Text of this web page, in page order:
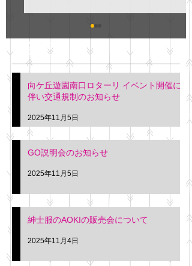
明日(11月6日)午後3時～5
階会議室にてGOの説明会
を行います。 神奈川個人
タクシー協同組合 専務 佐
久間
最新記事
向ケ丘遊園南口ロターリ イベント開催に
伴い交通規制のお知らせ
2025年11月5日
GO説明会のお知らせ
2025年11月5日
紳士服のAOKIの販売会について
2025年11月4日